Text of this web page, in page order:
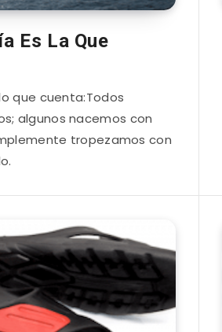
Es La Que
que cuenta:Todos
algunos nacemos con
tropezamos con